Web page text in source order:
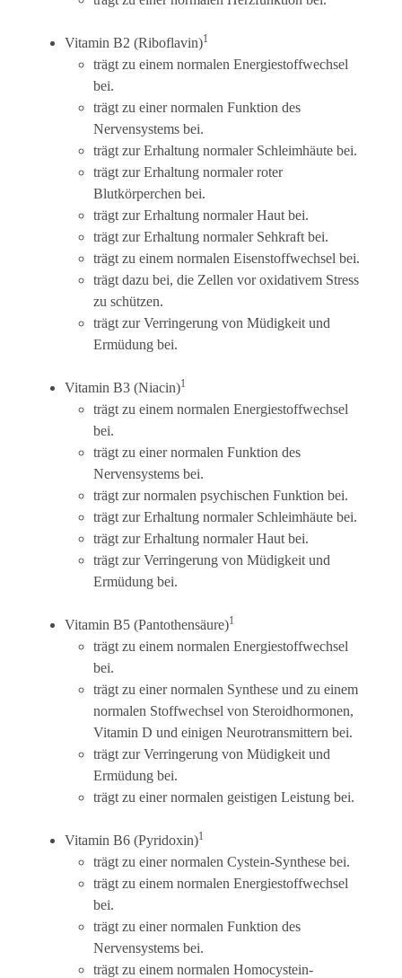
Vitamin B2 (Riboflavin)1
trägt zu einem normalen Energiestoffwechsel
bei.
trägt zu einer normalen Funktion des
Nervensystems bei.
trägt zur Erhaltung normaler Schleimhäute bei.
trägt zur Erhaltung normaler roter
Blutkörperchen bei.
trägt zur Erhaltung normaler Haut bei.
trägt zur Erhaltung normaler Sehkraft bei.
trägt zu einem normalen Eisenstoffwechsel bei.
trägt dazu bei, die Zellen vor oxidativem Stress
zu schützen.
trägt zur Verringerung von Müdigkeit und
Ermüdung bei.
Vitamin B3 (Niacin)1
trägt zu einem normalen Energiestoffwechsel
bei.
trägt zu einer normalen Funktion des
Nervensystems bei.
trägt zur normalen psychischen Funktion bei.
trägt zur Erhaltung normaler Schleimhäute bei.
trägt zur Erhaltung normaler Haut bei.
trägt zur Verringerung von Müdigkeit und
Ermüdung bei.
Vitamin B5 (Pantothensäure)1
trägt zu einem normalen Energiestoffwechsel
bei.
trägt zu einer normalen Synthese und zu einem
normalen Stoffwechsel von Steroidhormonen,
Vitamin D und einigen Neurotransmittern bei.
trägt zur Verringerung von Müdigkeit und
Ermüdung bei.
trägt zu einer normalen geistigen Leistung bei.
Vitamin B6 (Pyridoxin)1
trägt zu einer normalen Cystein-Synthese bei.
trägt zu einem normalen Energiestoffwechsel
bei.
trägt zu einer normalen Funktion des
Nervensystems bei.
trägt zu einem normalen Homocystein-